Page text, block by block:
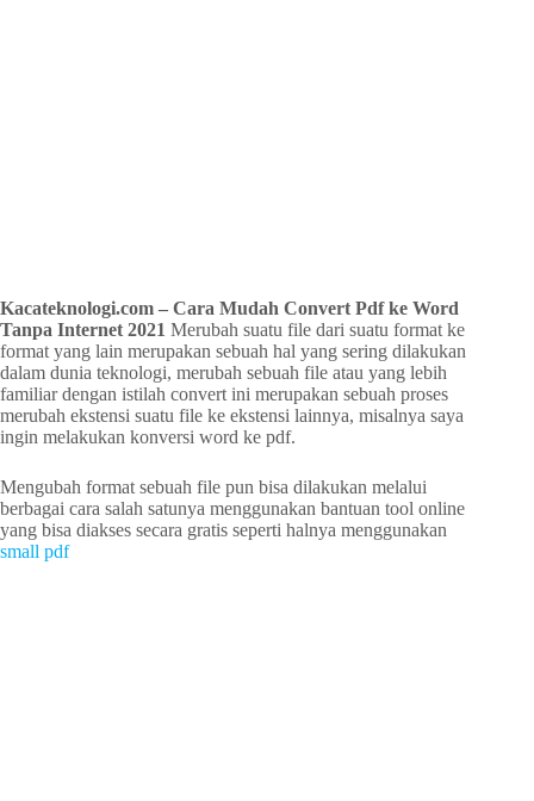
Kacateknologi.com – Cara Mudah Convert Pdf ke Word
Tanpa Internet 2021 Merubah suatu file dari suatu format ke
format yang lain merupakan sebuah hal yang sering dilakukan
dalam dunia teknologi, merubah sebuah file atau yang lebih
familiar dengan istilah convert ini merupakan sebuah proses
merubah ekstensi suatu file ke ekstensi lainnya, misalnya saya
ingin melakukan konversi word ke pdf.
Mengubah format sebuah file pun bisa dilakukan melalui
berbagai cara salah satunya menggunakan bantuan tool online
yang bisa diakses secara gratis seperti halnya menggunakan
small pdf